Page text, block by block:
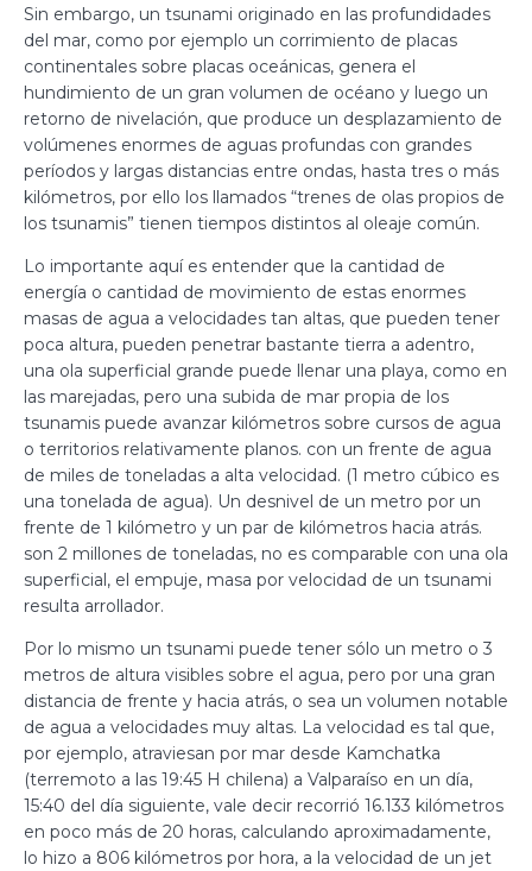
Sin embargo, un tsunami originado en las profundidades
del mar, como por ejemplo un corrimiento de placas
continentales sobre placas oceánicas, genera el
hundimiento de un gran volumen de océano y luego un
retorno de nivelación, que produce un desplazamiento de
volúmenes enormes de aguas profundas con grandes
períodos y largas distancias entre ondas, hasta tres o más
kilómetros, por ello los llamados “trenes de olas propios de
los tsunamis” tienen tiempos distintos al oleaje común.
Lo importante aquí es entender que la cantidad de
energía o cantidad de movimiento de estas enormes
masas de agua a velocidades tan altas, que pueden tener
poca altura, pueden penetrar bastante tierra a adentro,
una ola superficial grande puede llenar una playa, como en
las marejadas, pero una subida de mar propia de los
tsunamis puede avanzar kilómetros sobre cursos de agua
o territorios relativamente planos. con un frente de agua
de miles de toneladas a alta velocidad. (1 metro cúbico es
una tonelada de agua). Un desnivel de un metro por un
frente de 1 kilómetro y un par de kilómetros hacia atrás.
son 2 millones de toneladas, no es comparable con una ola
superficial, el empuje, masa por velocidad de un tsunami
resulta arrollador.
Por lo mismo un tsunami puede tener sólo un metro o 3
metros de altura visibles sobre el agua, pero por una gran
distancia de frente y hacia atrás, o sea un volumen notable
de agua a velocidades muy altas. La velocidad es tal que,
por ejemplo, atraviesan por mar desde Kamchatka
(terremoto a las 19:45 H chilena) a Valparaíso en un día,
15:40 del día siguiente, vale decir recorrió 16.133 kilómetros
en poco más de 20 horas, calculando aproximadamente,
lo hizo a 806 kilómetros por hora, a la velocidad de un jet